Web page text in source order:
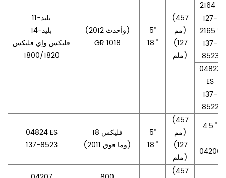
11-بليد
14-بليد
فليكس وإي فليكس
1800/1820
(2012 وأحدث)
GR 1018
5”
18 "
(457
مم)
(127
ملم)
2164 *
127-
2165 *
137-
8523
04823
ES
137-
8522
04824 ES
137-8523
فليكس 18
(2011 وما فوق)
5”
18 "
(457
مم)
(127
ملم)
4.5 "
04206
(457